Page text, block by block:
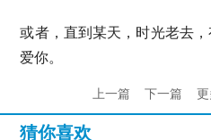
或者，直到某天，时光老去
爱你。
上一篇 下一篇
猜你喜欢